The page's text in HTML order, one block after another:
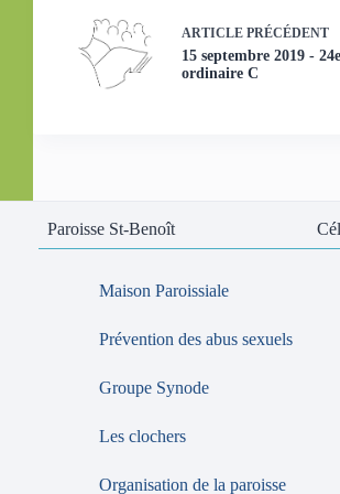
ARTICLE PRÉCÉDENT
15 septembre 2019 -
ordinaire C
Paroisse St-Benoît
Maison Paroissiale
Prévention des abus sexuels
Groupe Synode
Les clochers
Organisation de la paroisse